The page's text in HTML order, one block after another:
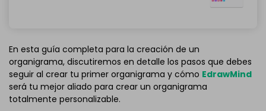
En esta guía completa para la creación de un
organigrama, discutiremos en detalle los pasos que debes
seguir al crear tu primer organigrama y cómo EdrawMind
será tu mejor aliado para crear un organigrama
totalmente personalizable.